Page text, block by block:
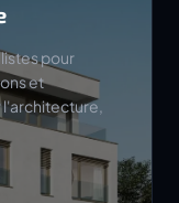
pour
et
l'architecture,